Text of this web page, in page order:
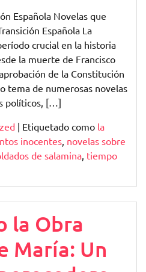
Española Novelas que
Española La
crucial en la historia
la muerte de Francisco
de la Constitución
tema de numerosas novelas
políticos, […]
| Etiquetado como la
inocentes, novelas sobre
de salamina, tiempo
la Obra
María: Un